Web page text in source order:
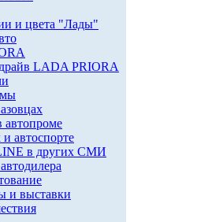
и цвета "Лады"
LADA PRIORA
автопроме
автоспорте
в других СМИ
и выставки